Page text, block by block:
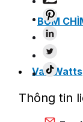
BƠM
Van Watts
Thông tin